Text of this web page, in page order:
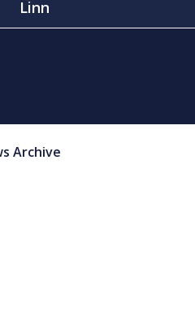
Linn
Archive